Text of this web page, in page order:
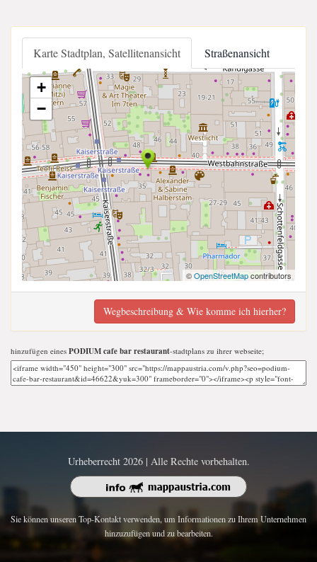
Karte Stadtplan, Satellitenansicht Straßenansicht
+
−
©OpenStreetMapcontributors
Wegbeschreibung & Wie komme ich hierher?
hinzufügen eines PODIUM cafe bar restaurant-stadtplans zu ihrer webseite;
Urheberrecht 2026 | Alle Rechte vorbehalten.
Sie können unseren Top-Kontakt verwenden, um Informationen zu Ihrem Unternehmen
hinzuzufügen und zu bearbeiten.